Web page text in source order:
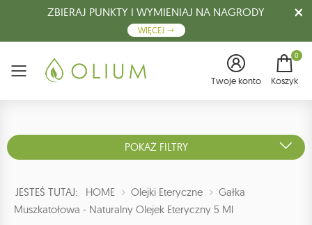
ZBIERAJ PUNKTY I WYMIENIAJ NA NAGRODY
WIĘCEJ
Menu Twoje konto
0
Koszyk
POKAŻ FILTRY
JESTEŚ TUTAJ: HOME Olejki Eteryczne
Gałka
Muszkatołowa - Naturalny Olejek Eteryczny 5 Ml